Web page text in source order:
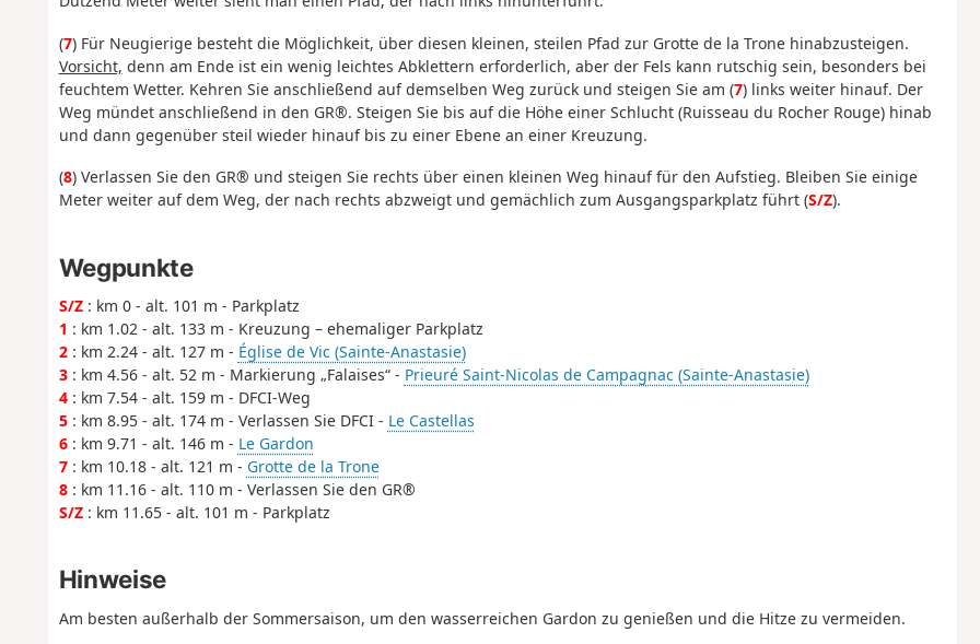
(7) Für Neugierige besteht die Möglichkeit, über diesen kleinen, steilen Pfad zur Grotte de la Trone hinabzusteigen.
Vorsicht, denn am Ende ist ein wenig leichtes Abklettern erforderlich, aber der Fels kann rutschig sein, besonders bei
feuchtem Wetter. Kehren Sie anschließend auf demselben Weg zurück und steigen Sie am (7) links weiter hinauf. Der
Weg mündet anschließend in den GR®. Steigen Sie bis auf die Höhe einer Schlucht (Ruisseau du Rocher Rouge) hinab
und dann gegenüber steil wieder hinauf bis zu einer Ebene an einer Kreuzung.
(8) Verlassen Sie den GR® und steigen Sie rechts über einen kleinen Weg hinauf für den Aufstieg. Bleiben Sie einige
Meter weiter auf dem Weg, der nach rechts abzweigt und gemächlich zum Ausgangsparkplatz führt (S/Z).
Wegpunkte
S/Z: km 0 - alt. 101 m - Parkplatz
1 : km 1.02 - alt. 133 m - Kreuzung – ehemaliger Parkplatz
2: km 2.24 - alt. 127 m - Église de Vic (Sainte-Anastasie)
3: km 4.56 - alt. 52 m - Markierung „Falaises“ - Prieuré Saint-Nicolas de Campagnac (Sainte-Anastasie)
4: km 7.54 - alt. 159 m - DFCI-Weg
5: km 8.95 - alt. 174 m - Verlassen Sie DFCI - Le Castellas
6: km 9.71 - alt. 146 m - Le Gardon
7: km 10.18 - alt. 121 m - Grotte de la Trone
8: km 11.16 - alt. 110 m - Verlassen Sie den GR®
S/Z: km 11.65 - alt. 101 m - Parkplatz
Hinweise
Am besten außerhalb der Sommersaison, um den wasserreichen Gardon zu genießen und die Hitze zu vermeiden.